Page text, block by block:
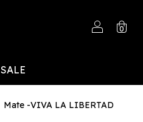
0
SALE
Mate -VIVA LA LIBERTAD